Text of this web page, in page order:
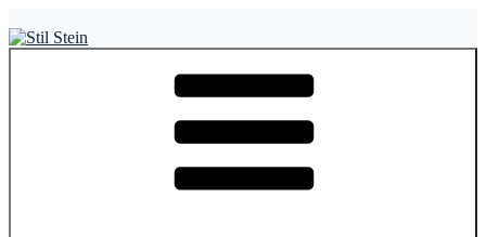
Inhalt
springen